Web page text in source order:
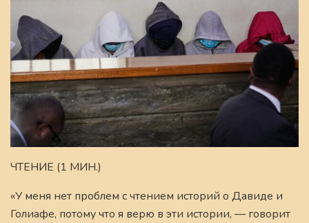
ЧТЕНИЕ (1 МИН.)
«У меня нет проблем с чтением историй о Давиде и
Голиафе, потому что я верю в эти истории, — говорит